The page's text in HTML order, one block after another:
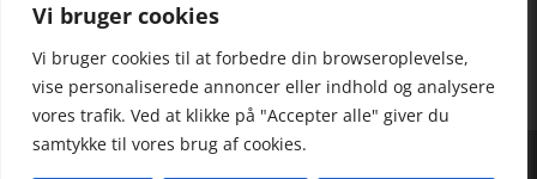
Vi bruger cookies
Vi bruger cookies til at forbedre din browseroplevelse,
vise personaliserede annoncer eller indhold og analysere
vores trafik. Ved at klikke på "Accepter alle" giver du
samtykke til vores brug af cookies.